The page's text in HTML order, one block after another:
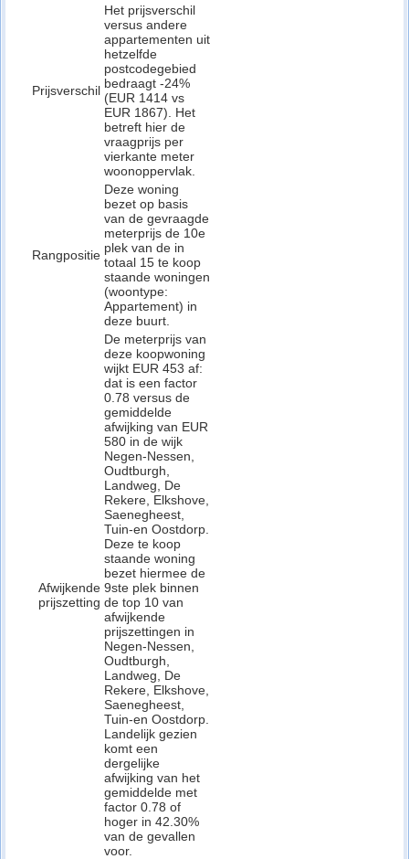
Prijsverschil
Het prijsverschil
versus andere
appartementen uit
hetzelfde
postcodegebied
bedraagt -24%
(EUR 1414 vs
EUR 1867). Het
betreft hier de
vraagprijs per
vierkante meter
woonoppervlak.
Rangpositie
Deze woning
bezet op basis
van de gevraagde
meterprijs de 10e
plek van de in
totaal 15 te koop
staande woningen
(woontype:
Appartement) in
deze buurt.
Afwijkende
prijszetting
De meterprijs van
deze koopwoning
wijkt EUR 453 af:
dat is een factor
0.78 versus de
gemiddelde
afwijking van EUR
580 in de wijk
Negen-Nessen,
Oudtburgh,
Landweg, De
Rekere, Elkshove,
Saenegheest,
Tuin-en Oostdorp.
Deze te koop
staande woning
bezet hiermee de
9ste plek binnen
de top 10 van
afwijkende
prijszettingen in
Negen-Nessen,
Oudtburgh,
Landweg, De
Rekere, Elkshove,
Saenegheest,
Tuin-en Oostdorp.
Landelijk gezien
komt een
dergelijke
afwijking van het
gemiddelde met
factor 0.78 of
hoger in 42.30%
van de gevallen
voor.